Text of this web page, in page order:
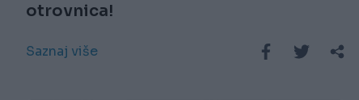
otrovnica!
Saznaj više